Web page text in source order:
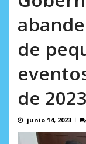
de
de 2023
junio 14, 2023